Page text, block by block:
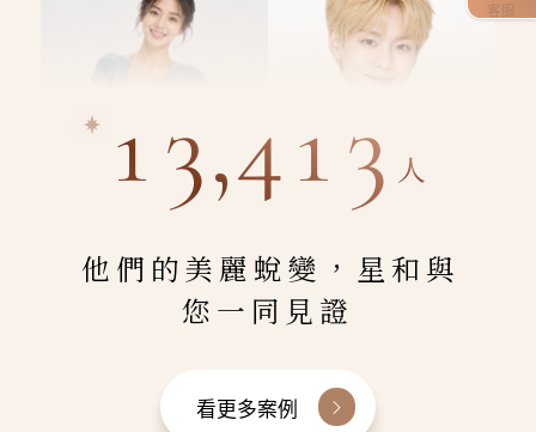
客服
13,413 人
他們的美麗蛻變，星和與
您一同見證
看更多案例